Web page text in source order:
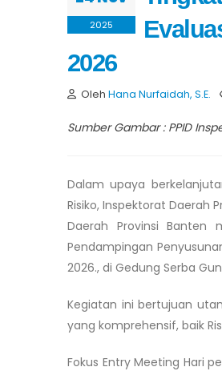
2025
2026
Oleh Hana Nurfaidah, S.E.
Sumber Gambar : PPID
Dalam upaya
Risiko, Inspektorat Daerah
Daerah Provinsi Banten
Pendampingan
2026., di Gedung Serba
Kegiatan ini bertujuan
yang komprehensif, baik
Fokus Entry Meeting Hari